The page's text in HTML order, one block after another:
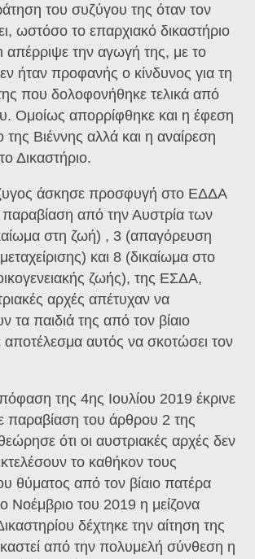
του συζύγου της όταν τον
ωστόσο το επαρχιακό δικαστήριο
την αγωγή της, με το
ήταν προφανής ο κίνδυνος για τη
που δολοφονήθηκε τελικά από
Ομοίως απορρίφθηκε και η έφεση
της Βιέννης αλλά και η αναίρεση
Δικαστήριο.
άσκησε προσφυγή στο ΕΔΔΑ
παραβίαση από την Αυστρία των
στη ζωή) , 3 (απαγόρευση
και 8 (δικαίωμα στο
ζωής), της ΕΣΔΑ,
αρχές απέτυχαν να
τα παιδιά της από τον βίαιο
αυτός να σκοτώσει τον
της 4ης Ιουλίου 2019 έκρινε
παραβίαση του άρθρου 2 της
ότι οι αυστριακές αρχές δεν
το καθήκον τους
θύματος από τον βίαιο πατέρα
Νοέμβριο του 2019 η μείζονα
δέχτηκε την αίτηση της
από την πολυμελή σύνθεση η